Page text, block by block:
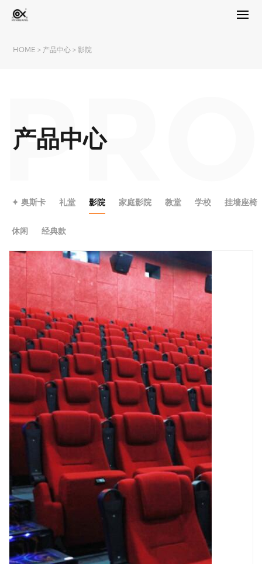
HOME > 产品中心 >影院
产品中心
✦ 奥斯卡 礼堂 影院 家庭影院 教堂 学校 挂墙座椅
休闲 经典款